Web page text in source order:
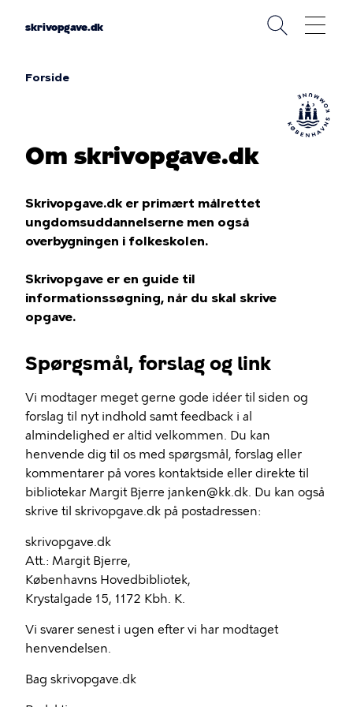
skrivopgave.dk
Forside
Om skrivopgave.dk
Skrivopgave.dk er primært målrettet
ungdomsuddannelserne men også
overbygningen i folkeskolen.
Skrivopgave er en guide til
informationssøgning, når du skal skrive
opgave.
Spørgsmål, forslag og link
Vi modtager meget gerne gode idéer til siden og
forslag til nyt indhold samt feedback i al
almindelighed er altid velkommen. Du kan
henvende dig til os med spørgsmål, forslag eller
kommentarer på vores kontaktside eller direkte til
bibliotekar Margit Bjerre janken@kk.dk. Du kan også
skrive til skrivopgave.dk på postadressen:
skrivopgave.dk
Att.: Margit Bjerre,
Københavns Hovedbibliotek,
Krystalgade 15, 1172 Kbh. K.
Vi svarer senest i ugen efter vi har modtaget
henvendelsen.
Bag skrivopgave.dk